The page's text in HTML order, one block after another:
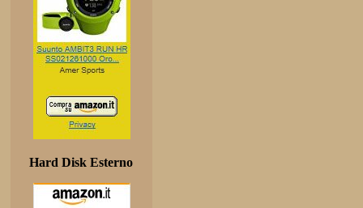
Hard Disk Esterno